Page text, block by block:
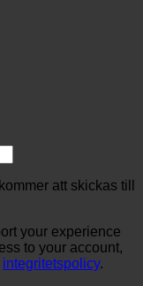
att skickas till
your experience
to your account,
integritetspolicy.